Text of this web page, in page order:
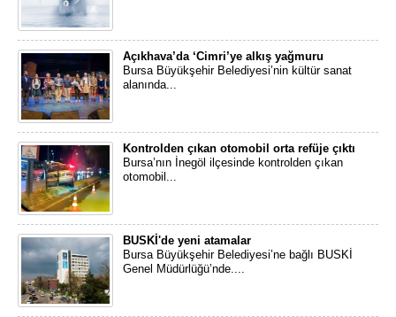
Açıkhava’da ‘Cimri’ye alkış yağmuru
Bursa Büyükşehir Belediyesi’nin kültür sanat
alanında...
Kontrolden çıkan otomobil orta refüje çıktı
Bursa’nın İnegöl ilçesinde kontrolden çıkan
otomobil...
BUSKİ'de yeni atamalar
Bursa Büyükşehir Belediyesi’ne bağlı BUSKİ
Genel Müdürlüğü’nde....